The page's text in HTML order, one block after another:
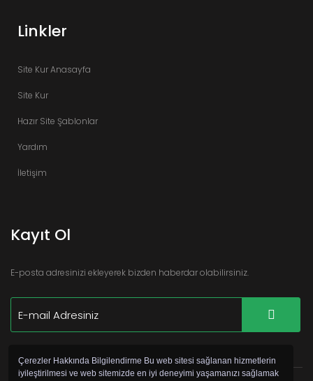
Çerezler Hakkında Bilgilendirme Bu web sitesi sağlanan hizmetlerin
iyileştirilmesi ve web sitemizde en iyi deneyimi yaşamanızı sağlamak
Linkler
Site Kur Anasayfa
Site Kur
Hazır Site Şablonlar
Yardım
İletişim
Kayıt Ol
E-posta adresinizi ekleyerek bizden haberdar olabilirsiniz.